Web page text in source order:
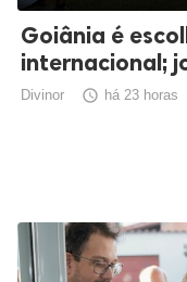
Goiânia é
internacional;
Divinor  há 23 horas